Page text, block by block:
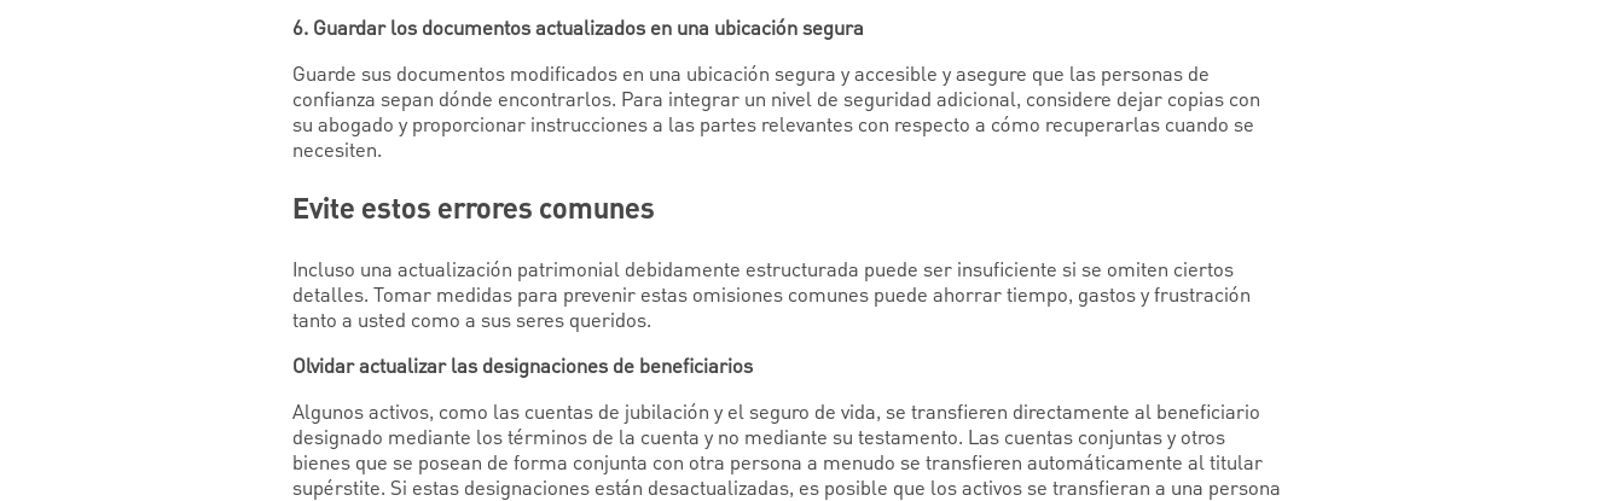
6. Guardar los documentos actualizados en una ubicación segura
Guarde sus documentos modificados en una ubicación segura y accesible y asegure que las personas de
confianza sepan dónde encontrarlos. Para integrar un nivel de seguridad adicional, considere dejar copias con
su abogado y proporcionar instrucciones a las partes relevantes con respecto a cómo recuperarlas cuando se
necesiten.
Evite estos errores comunes
Incluso una actualización patrimonial debidamente estructurada puede ser insuficiente si se omiten ciertos
detalles. Tomar medidas para prevenir estas omisiones comunes puede ahorrar tiempo, gastos y frustración
tanto a usted como a sus seres queridos.
Olvidar actualizar las designaciones de beneficiarios
Algunos activos, como las cuentas de jubilación y el seguro de vida, se transfieren directamente al beneficiario
designado mediante los términos de la cuenta y no mediante su testamento. Las cuentas conjuntas y otros
bienes que se posean de forma conjunta con otra persona a menudo se transfieren automáticamente al titular
supérstite. Si estas designaciones están desactualizadas, es posible que los activos se transfieran a una persona